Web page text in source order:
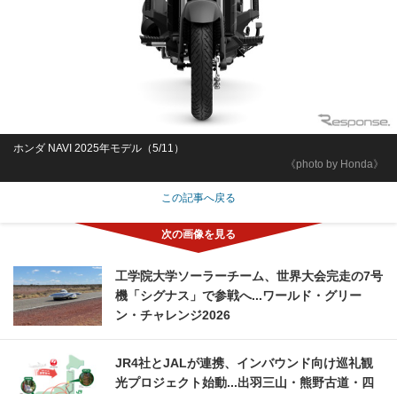
《photo by Honda》
ホンダ NAVI 2025年モデル（5/11）
この記事へ戻る
工学院大学ソーラーチーム、世界大会完走の7号
機「シグナス」で参戦へ...ワールド・グリー
ン・チャレンジ2026
JR4社とJALが連携、インバウンド向け巡礼観
光プロジェクト始動...出羽三山・熊野古道・四